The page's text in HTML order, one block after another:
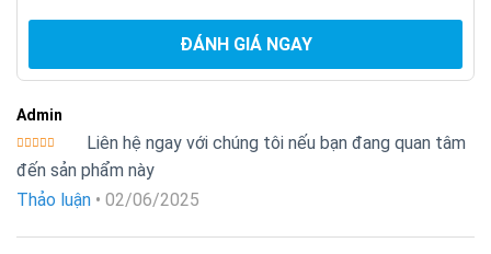
ĐÁNH GIÁ NGAY
Admin
Được xếp
hạng 55
Liên hệ ngay với chúng tôi nếu bạn đang quan tâm
đến sản phẩm này
Thảo luận • 02/06/2025